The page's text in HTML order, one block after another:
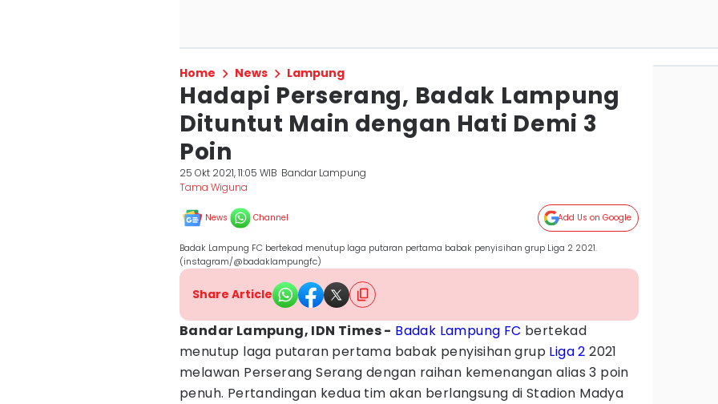
Home News Lampung
Hadapi Perserang, Badak Lampung
Dituntut Main dengan Hati Demi 3
Poin
25 Okt 2021, 11:05 WIB Bandar Lampung
Tama Wiguna
News Channel Add Us on Google
Badak Lampung FC bertekad menutup laga putaran pertama babak penyisihan grup Liga 2 2021.
(instagram/@badaklampungfc)
Share Article
Bandar Lampung, IDN Times - Badak Lampung FC bertekad
menutup laga putaran pertama babak penyisihan grup Liga 2 2021
melawan Perserang Serang dengan raihan kemenangan alias 3 poin
penuh. Pertandingan kedua tim akan berlangsung di Stadion Madya